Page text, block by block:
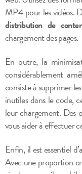
MP4 pour les vidéos.
distribution de
chargement des pages.
En outre, la
considérablement
consiste à supprimer
inutiles dans le code,
leur chargement. Des
vous aider à effectuer
Enfin, il est essentiel
Avec une proportion